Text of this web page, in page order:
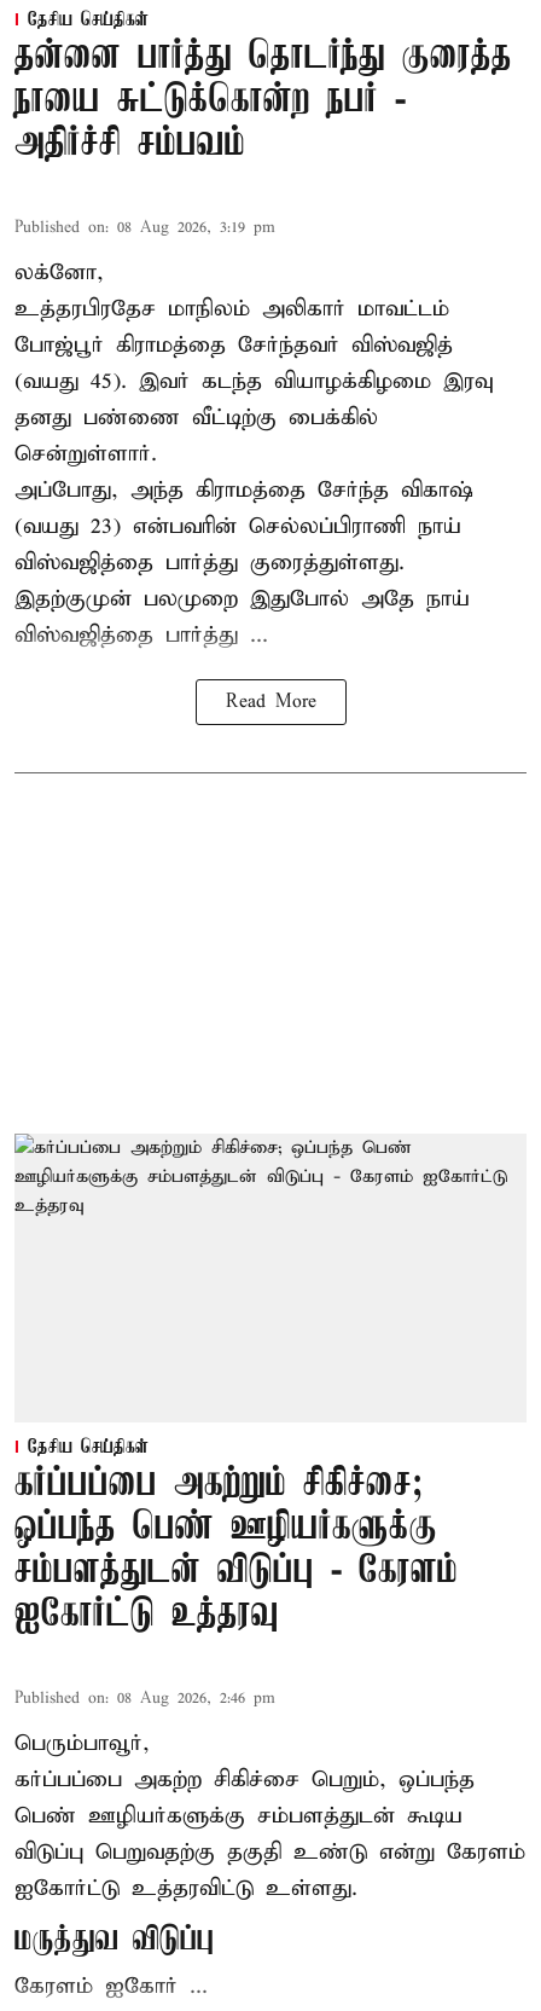
தேசிய செய்திகள்
தன்னை பார்த்து தொடர்ந்து குரைத்த
நாயை சுட்டுக்கொன்ற நபர் -
அதிர்ச்சி சம்பவம்
Published on: 08 Aug 2026, 3:19 pm
லக்னோ,
உத்தரபிரதேச மாநிலம் அலிகார் மாவட்டம்
போஜ்பூர் கிராமத்தை சேர்ந்தவர் விஸ்வஜித்
(வயது 45). இவர் கடந்த வியாழக்கிழமை இரவு
தனது பண்ணை வீட்டிற்கு பைக்கில்
சென்றுள்ளார்.
அப்போது, அந்த கிராமத்தை சேர்ந்த விகாஷ்
(வயது 23) என்பவரின் செல்லப்பிராணி நாய்
விஸ்வஜித்தை பார்த்து குரைத்துள்ளது.
இதற்குமுன் பலமுறை இதுபோல் அதே நாய்
விஸ்வஜித்தை பார்த்து ...
Read More
தேசிய செய்திகள்
கர்ப்பப்பை அகற்றும் சிகிச்சை;
ஒப்பந்த பெண் ஊழியர்களுக்கு
சம்பளத்துடன் விடுப்பு - கேரளம்
ஐகோர்ட்டு உத்தரவு
Published on: 08 Aug 2026, 2:46 pm
பெரும்பாவூர்,
கர்ப்பப்பை அகற்ற சிகிச்சை பெறும், ஒப்பந்த
பெண் ஊழியர்களுக்கு சம்பளத்துடன் கூடிய
விடுப்பு பெறுவதற்கு தகுதி உண்டு என்று கேரளம்
ஐகோர்ட்டு உத்தரவிட்டு உள்ளது.
மருத்துவ விடுப்பு
கேரளம் ஐகோர் ...